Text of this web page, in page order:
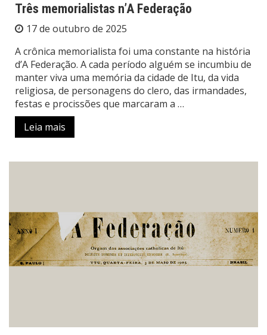
Três memorialistas n’A Federação
17 de outubro de 2025
A crônica memorialista foi uma constante na história
d’A Federação. A cada período alguém se incumbiu de
manter viva uma memória da cidade de Itu, da vida
religiosa, de personagens do clero, das irmandades,
festas e procissões que marcaram a …
Leia mais